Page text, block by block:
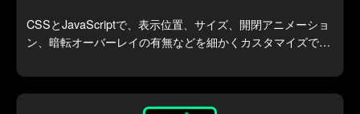
CSSとJavaScriptで、表示位置、サイズ、開閉アニメーショ
ン、暗転オーバーレイの有無などを細かくカスタマイズでき